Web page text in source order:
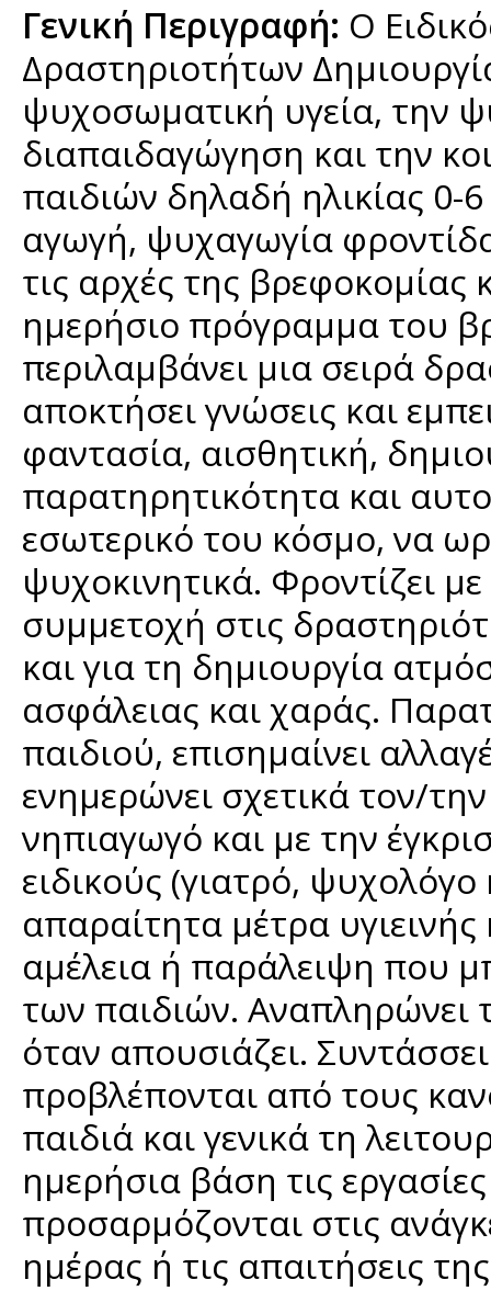
Γενική Περιγραφή: Ο
Δραστηριοτήτων
ψυχοσωματική υγεία, την
διαπαιδαγώγηση και την
παιδιών δηλαδή ηλικίας 0-
αγωγή, ψυχαγωγία
τις αρχές της βρεφοκομίας
ημερήσιο πρόγραμμα του
περιλαμβάνει μια σειρά
αποκτήσει γνώσεις και
φαντασία, αισθητική,
παρατηρητικότητα και
εσωτερικό του κόσμο, να
ψυχοκινητικά. Φροντίζει
συμμετοχή στις
και για τη δημιουργία
ασφάλειας και χαράς.
παιδιού, επισημαίνει
ενημερώνει σχετικά τον/
νηπιαγωγό και με την
ειδικούς (γιατρό,
απαραίτητα μέτρα
αμέλεια ή παράλειψη που
των παιδιών.
όταν απουσιάζει.
προβλέπονται από τους
παιδιά και γενικά τη
ημερήσια βάση τις
προσαρμόζονται στις
ημέρας ή τις απαιτήσεις